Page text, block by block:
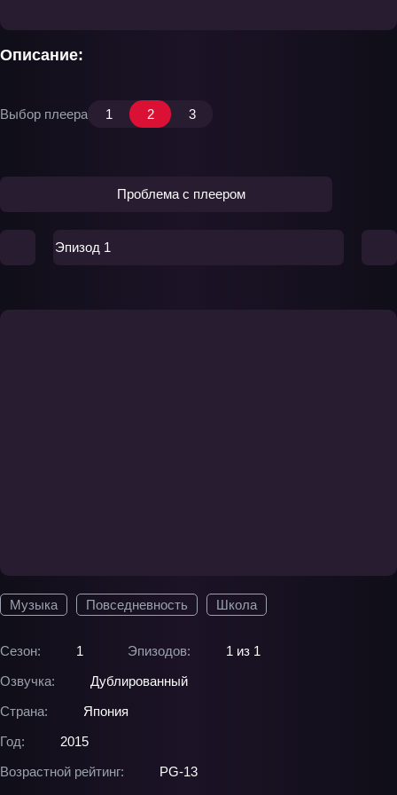
Музыка Повседневность Школа
Сезон: 1 Эпизодов:
1 из 1
Озвучка:
Дублированный
Страна:
Япония
Год:
2015
Возрастной рейтинг:
PG-13
Описание:
Выбор плеера 1 2 3
Проблема с плеером
Эпизод 1